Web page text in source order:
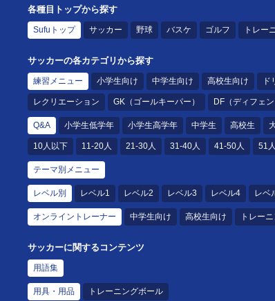
各種目トップから探す
Sufuトップ サッカー 野球 バスケ ゴルフ トレー
サッカーの各カテゴリから探す
練習メニュー 小学生向け 中学生向け 高校生向け ド
レクリエーション GK（ゴールキーパー） DF（ディフェン
Q&A 小学生低学年 小学生高学年 中学生 高校生
10人以下 11-20人 21-30人 31-40人 41-50人 51
テーマ別メニュー
レベル別 レベル1 レベル2 レベル3 レベル4 レベ
オンライントレーナー 中学生向け 高校生向け トレー
サッカーに関するコンテンツ
用語集
用具・用品 トレーニングボール